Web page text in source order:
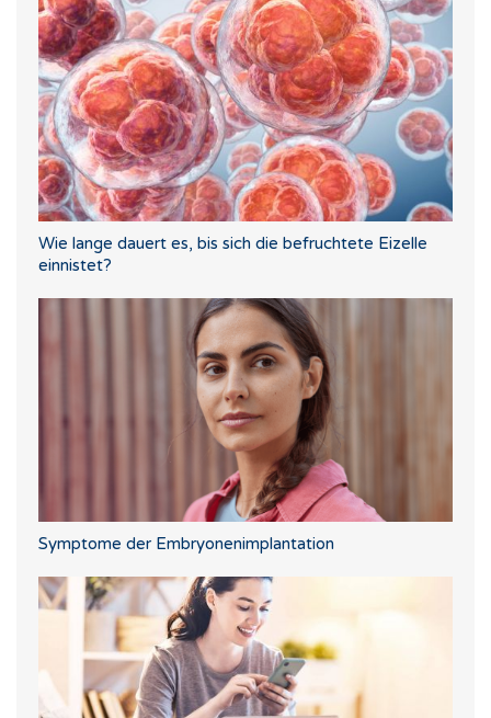
Wie lange dauert es, bis sich die befruchtete Eizelle
einnistet?
Symptome der Embryonenimplantation